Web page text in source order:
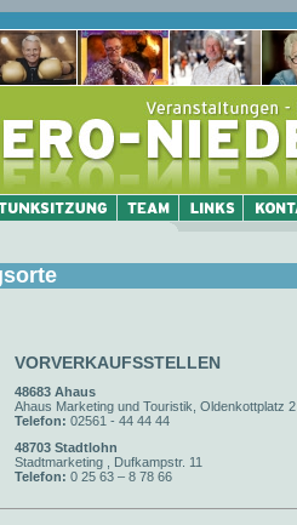
VORVERKAUFSSTELLEN
48683 Ahaus
Ahaus Marketing und Touristik, Oldenkottplatz 2
Telefon: 02561 - 44 44 44
48703 Stadtlohn
Stadtmarketing , Dufkampstr. 11
Telefon: 0 25 63 – 8 78 66